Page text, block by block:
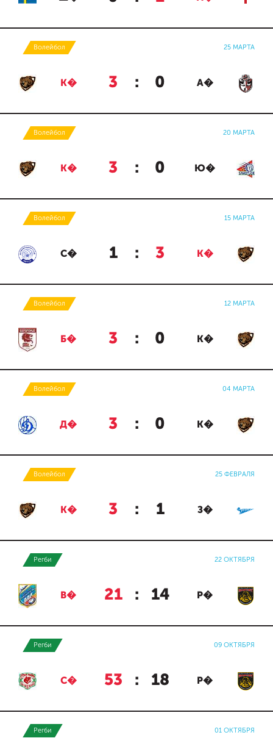
Волейбол 25 МАРТА
К� 3 : 0 А�
Волейбол 20 МАРТА
К� 3 : 0 Ю�
Волейбол 15 МАРТА
С� 1 : 3 К�
Волейбол 12 МАРТА
Б� 3 : 0 К�
Волейбол 04 МАРТА
Д� 3 : 0 К�
Волейбол 25 ФЕВРАЛЯ
К� 3 : 1 З�
Регби 22 ОКТЯБРЯ
В� 21 : 14 Р�
Регби 09 ОКТЯБРЯ
С� 53 : 18 Р�
Регби 01 ОКТЯБРЯ